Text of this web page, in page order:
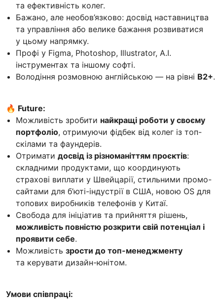
та ефективність колег.
Бажано, але необов’язково: досвід наставництва
та управління або велике бажання розвиватися
у цьому напрямку.
Профі у Figma, Photoshop, Illustrator, A.I.
інструментах та іншому софті.
Володіння розмовною англійською — на рівні В2+.
🔥 Future:
Можливість зробити найкращі роботи у своєму
портфоліо, отримуючи фідбек від колег із топ-
скілами та фаундерів.
Отримати досвід із різноманіттям проєктів:
складними продуктами, що координують
страхові виплати у Швейцарії, стильними промо-
сайтами для б’юті-індустрії в США, новою OS для
топових виробників телефонів у Китаї.
Свобода для ініціатив та прийняття рішень,
можливість повністю розкрити свій потенціал і
проявити себе.
Можливість зрости до топ-менеджменту
та керувати дизайн-юнітом.
Умови співпраці: